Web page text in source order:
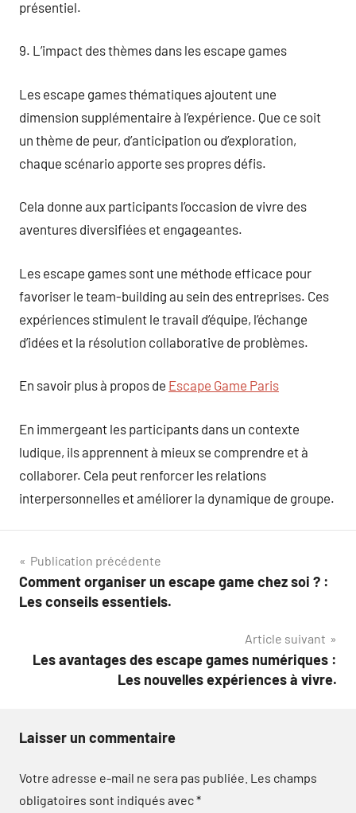
présentiel.
9. L’impact des thèmes dans les escape games
Les escape games thématiques ajoutent une
dimension supplémentaire à l’expérience. Que ce soit
un thème de peur, d’anticipation ou d’exploration,
chaque scénario apporte ses propres défis.
Cela donne aux participants l’occasion de vivre des
aventures diversifiées et engageantes.
Les escape games sont une méthode efficace pour
favoriser le team-building au sein des entreprises. Ces
expériences stimulent le travail d’équipe, l’échange
d’idées et la résolution collaborative de problèmes.
En savoir plus à propos de Escape Game Paris
En immergeant les participants dans un contexte
ludique, ils apprennent à mieux se comprendre et à
collaborer. Cela peut renforcer les relations
interpersonnelles et améliorer la dynamique de groupe.
Navigation
de
Publication précédente
Comment organiser un escape game chez soi ? :
Les conseils essentiels.
Article suivant
Les avantages des escape games numériques :
Les nouvelles expériences à vivre.
Laisser un commentaire
Votre adresse e-mail ne sera pas publiée. Les champs
obligatoires sont indiqués avec*